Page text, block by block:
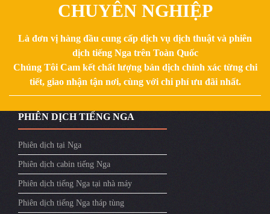
CHUYÊN NGHIỆP
Là đơn vị hàng đầu cung cấp dịch vụ dịch thuật và phiên
dịch tiếng Nga trên Toàn Quốc
Chúng Tôi Cam kết chất lượng bản dịch chính xác từng chi
tiết, giao nhận tận nơi, cùng với chi phí ưu đãi nhất.
PHIÊN DỊCH TIẾNG NGA
Phiên dịch tại Nga
Phiên dịch cabin tiếng Nga
Phiên dịch tiếng Nga tại nhà máy
Phiên dịch tiếng Nga tháp tùng